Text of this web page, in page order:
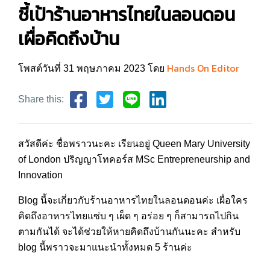
ชี้เป้าร้านอาหารไทยในลอนดอน
เผื่อคิดถึงบ้าน
โพสต์วันที่ 31 พฤษภาคม 2023 โดย Hands On Editor
Share this:
สวัสดีค่ะ ชื่อพราวนะคะ เรียนอยู่ Queen Mary University
of London ปริญญาโทคอร์ส MSc Entrepreneurship and
Innovation
Blog นี้จะเกี่ยวกับร้านอาหารไทยในลอนดอนค่ะ เผื่อใคร
คิดถึงอาหารไทยแซ่บ ๆ เผ็ด ๆ อร่อย ๆ ก็สามารถไปกิน
ตามกันได้ จะได้ช่วยให้หายคิดถึงบ้านกันนะคะ สำหรับ
blog นี้พราวจะมาแนะนำทั้งหมด 5 ร้านค่ะ